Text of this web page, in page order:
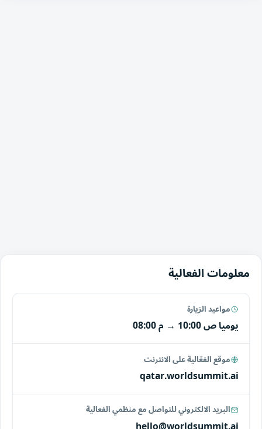
معلومات الفعالية
مواعيد الزيارة
يوميا10:00 ص → 08:00 م
موقع الفعّالية على الانترنت
qatar.worldsummit.ai
البريد الالكتروني للتواصل مع منظمي الفعالية